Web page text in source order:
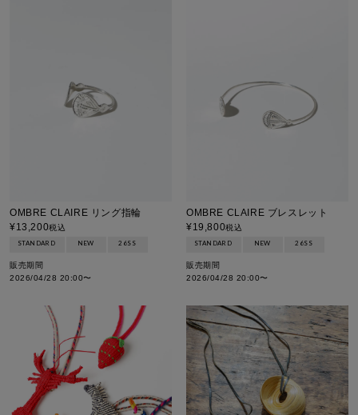
OMBRE CLAIRE リング指輪
¥13,200税込
STANDARD NEW 26SS
販売期間
2026/04/28 20:00〜
OMBRE CLAIRE ブレスレット
¥19,800税込
STANDARD NEW 26SS
販売期間
2026/04/28 20:00〜